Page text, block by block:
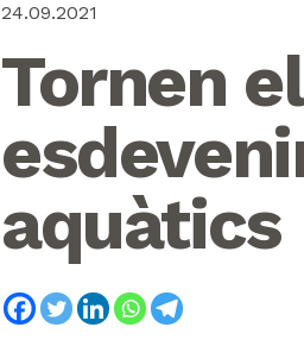
24.09.2021
Tornen
aquàtics